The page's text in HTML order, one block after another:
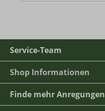
Service-Team
Shop Informationen
Finde mehr Anregungen